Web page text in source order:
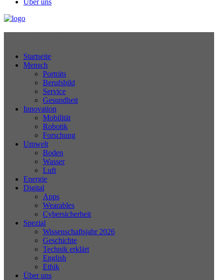
Über uns
Startseite
Mensch
Porträts
Berufsbild
Service
Gesundheit
Innovation
Mobilität
Robotik
Forschung
Umwelt
Boden
Wasser
Luft
Energie
Digital
Apps
Wearables
Cybersicherheit
Spezial
Wissenschaftsjahr 2026
Geschichte
Technik erklärt
English
Ethik
Über uns